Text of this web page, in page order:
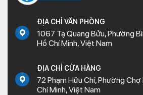
ĐỊA CHỈ VĂN PHÒNG
1067 Tạ Quang Bửu, Phường
Hồ Chí Minh, Việt Nam
ĐỊA CHỈ CỬA HÀNG
72 Phạm Hữu Chí, Phường
Chí Minh, Việt Nam